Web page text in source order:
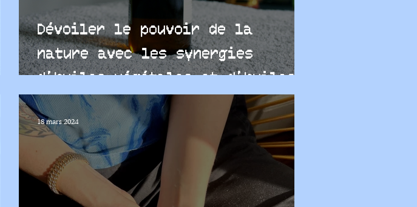
Dévoiler le pouvoir de la
nature avec les synergies
d’huiles végétales et d’huiles
essentielles pour les massages
bien-être
18 mars 2024